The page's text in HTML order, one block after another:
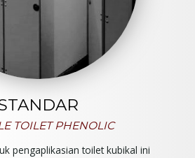
TOILET PHENOLIC
pengaplikasian toilet kubikal ini